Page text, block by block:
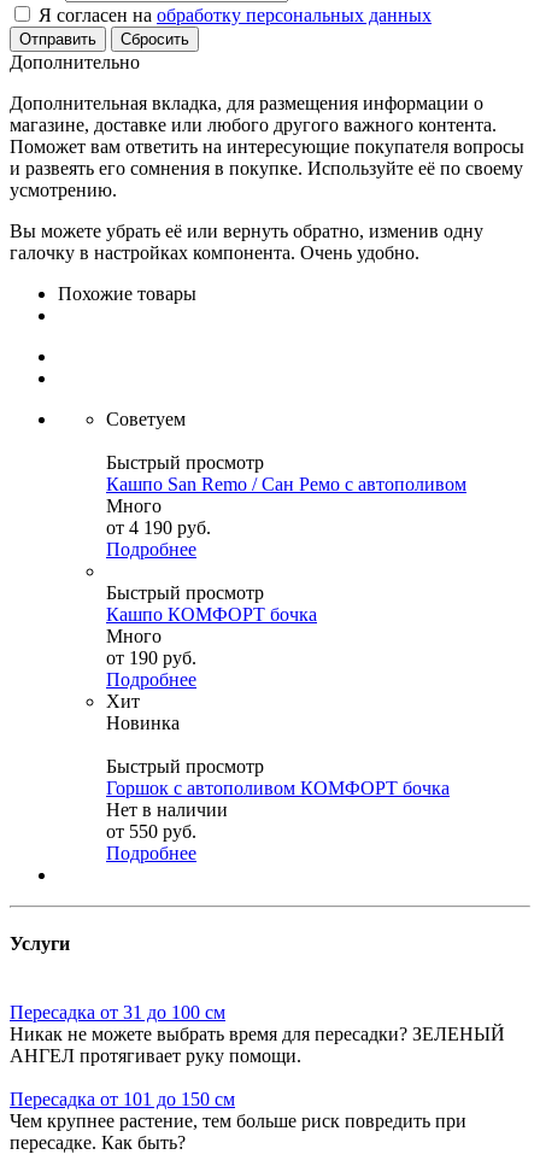
Я согласен на обработку персональных данных
Сбросить
Дополнительно
Дополнительная вкладка, для размещения информации о
магазине, доставке или любого другого важного контента.
Поможет вам ответить на интересующие покупателя вопросы
и развеять его сомнения в покупке. Используйте её по своему
усмотрению.
Вы можете убрать её или вернуть обратно, изменив одну
галочку в настройках компонента. Очень удобно.
Похожие товары
Советуем
Быстрый просмотр
Кашпо San Remo / Сан Ремо с автополивом
Много
от 4 190 руб.
Подробнее
Быстрый просмотр
Кашпо КОМФОРТ бочка
Много
от 190 руб.
Подробнее
Хит
Новинка
Быстрый просмотр
Горшок с автополивом КОМФОРТ бочка
Нет в наличии
от 550 руб.
Подробнее
Услуги
Пересадка от 31 до 100 см
Никак не можете выбрать время для пересадки? ЗЕЛЕНЫЙ
АНГЕЛ протягивает руку помощи.
Пересадка от 101 до 150 см
Чем крупнее растение, тем больше риск повредить при
пересадке. Как быть?